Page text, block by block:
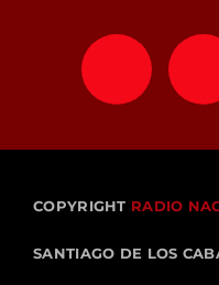
COPYRIGHT RADIO
SANTIAGO DE LOS